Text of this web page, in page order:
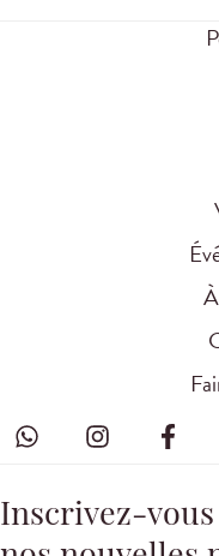
Inscrivez-